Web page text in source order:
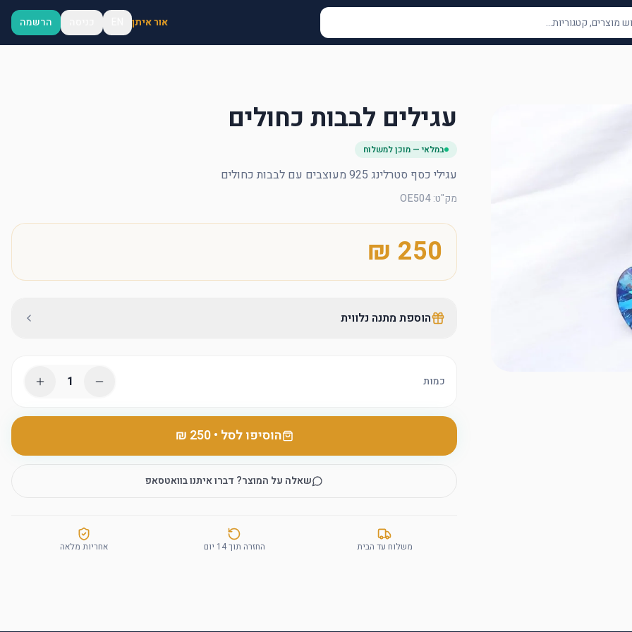
אור איתן הרשמה
עגילים לבבות כחולים
במלאי — מוכן למשלוח
עגילי כסף סטרלינג 925 מעוצבים עם לבבות כחולים
מק"ט:
OE504
הוספת מתנה נלווית
כמות 1
הוסיפו לסל •
‏250 ₪
שאלה על המוצר? דברו איתנו בוואטסאפ
משלוח עד הבית החזרה תוך 14 יום אחריות מלאה